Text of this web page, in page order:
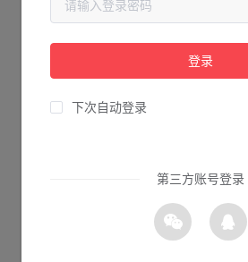
请检查您输入的网址是否正确，或点击下面
登录
下次自动登录
第三方账号登录